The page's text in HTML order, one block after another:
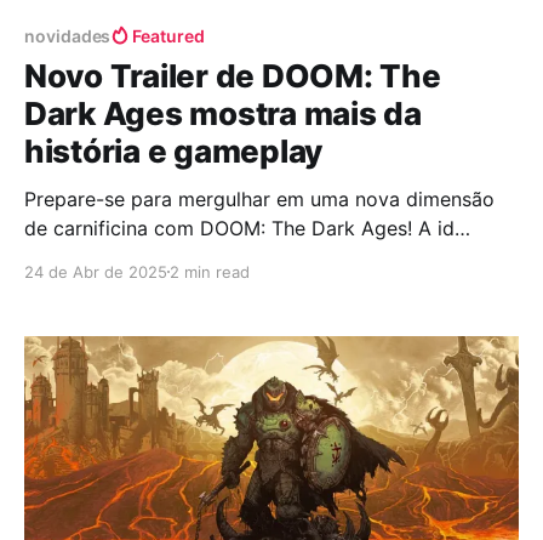
novidades Featured
Novo Trailer de DOOM: The
Dark Ages mostra mais da
história e gameplay
Prepare-se para mergulhar em uma nova dimensão
de carnificina com DOOM: The Dark Ages! A id
mostra o caos habitual, mas também aprofunda a
passado do Doom Slayer e sua batalha contra as
forças demoníacas.
24 de Abr de 2025 2 min read